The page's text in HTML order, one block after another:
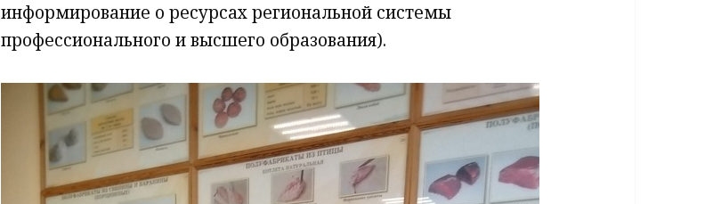
информирование о ресурсах региональной системы
профессионального и высшего образования).